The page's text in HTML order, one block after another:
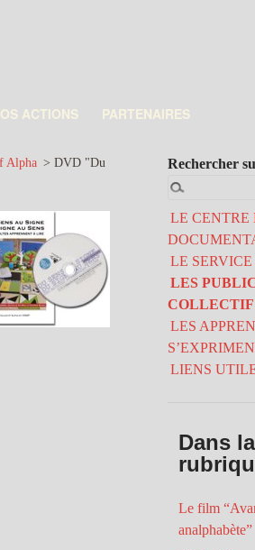
ACTIONS
PARTENAIRES
Alpha > DVD "Du
LE CENTRE
LE
LES
LES
LIENS
Rechercher
Dans
Le film
analphabète”